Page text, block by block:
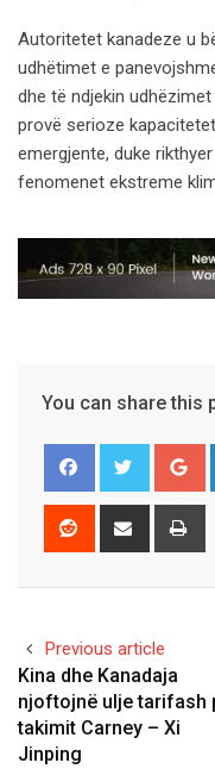
Autoritetet kanadeze u
udhëtimet e
dhe të ndjekin
provë serioze
emergjente, duke
fenomenet ekstreme
You can share this
Reddit
Share
Previous article
Kina dhe Kanadaja
njoftojnë ulje tarifash
takimit Carney – Xi
Jinping